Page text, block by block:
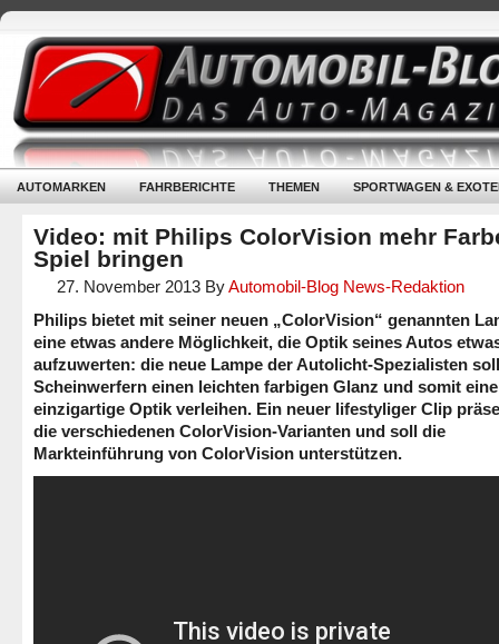
AUTOMARKEN FAHRBERICHTE THEMEN SPORTWAGEN &
Video: mit Philips ColorVision mehr
Spiel bringen
27. November 2013 ByAutomobil-Blog News-Redaktion
Philips bietet mit seiner neuen „ColorVision“ genannten
eine etwas andere Möglichkeit, die Optik seines Autos
aufzuwerten: die neue Lampe der Autolicht-Spezialisten
Scheinwerfern einen leichten farbigen Glanz und somit eine
einzigartige Optik verleihen. Ein neuer lifestyliger Clip
die verschiedenen ColorVision-Varianten und soll die
Markteinführung von ColorVision unterstützen.